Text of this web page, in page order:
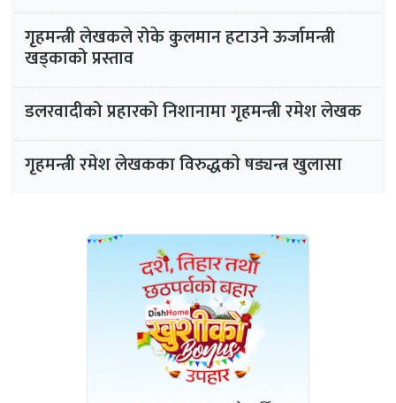
गृहमन्त्री लेखकले रोके कुलमान हटाउने ऊर्जामन्त्री
खड्काको प्रस्ताव
डलरवादीको प्रहारको निशानामा गृहमन्त्री रमेश लेखक
गृहमन्त्री रमेश लेखकका विरुद्धकाे षड्यन्त्र खुलासा